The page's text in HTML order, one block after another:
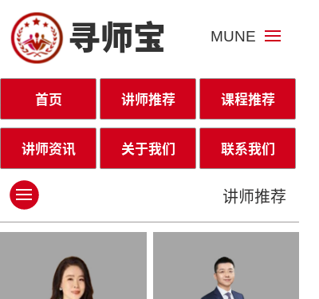
寻师宝 MUNE
首页 讲师推荐 课程推荐
讲师资讯 关于我们 联系我们
讲师推荐